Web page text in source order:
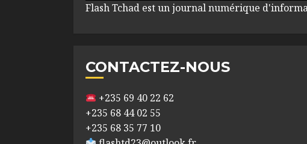
Flash Tchad est un journal numérique
CONTACTEZ-NOUS
+235 69 40 22 62
+235 68 44 02 55
+235 68 35 77 10